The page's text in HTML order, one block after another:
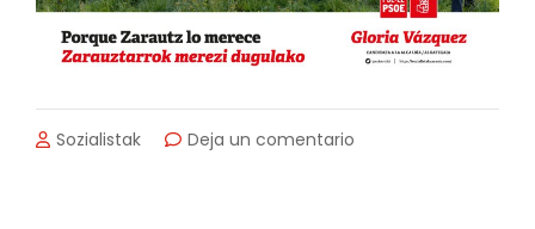
Sozialistak Deja un comentario